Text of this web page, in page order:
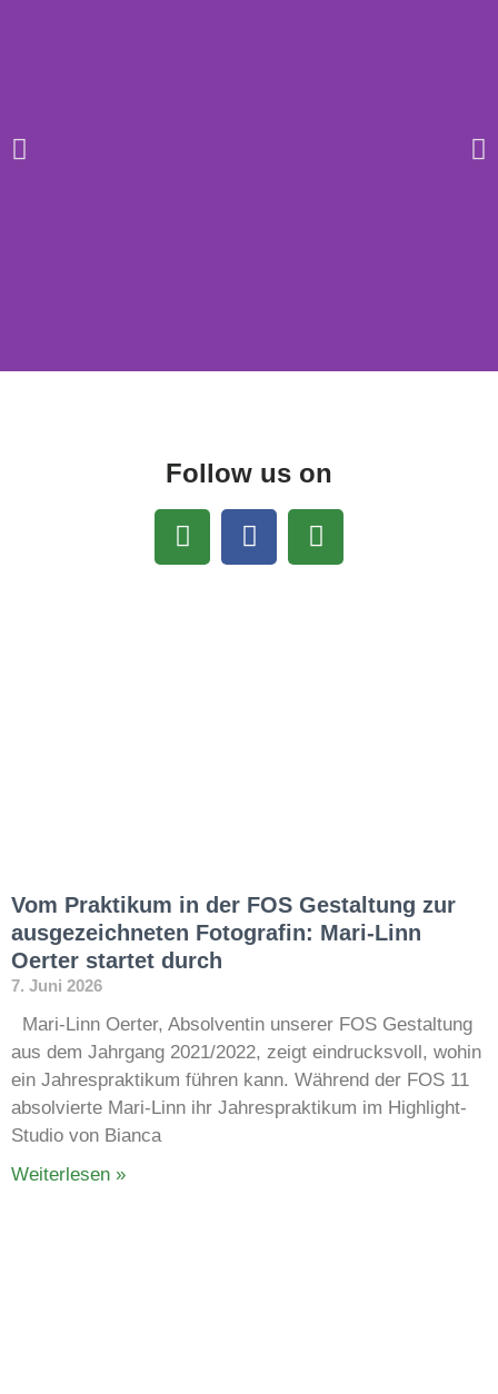
Follow us on
Vom Praktikum in der FOS Gestaltung zur
ausgezeichneten Fotografin: Mari-Linn
Oerter startet durch
7. Juni 2026
Mari-Linn Oerter, Absolventin unserer FOS Gestaltung
aus dem Jahrgang 2021/2022, zeigt eindrucksvoll, wohin
ein Jahrespraktikum führen kann. Während der FOS 11
absolvierte Mari-Linn ihr Jahrespraktikum im Highlight-
Studio von Bianca
Weiterlesen »